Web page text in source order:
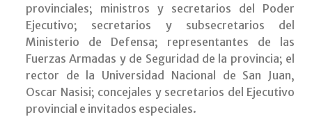
provinciales; ministros y secretarios del Poder
Ejecutivo; secretarios y subsecretarios del
Ministerio de Defensa; representantes de las
Fuerzas Armadas y de Seguridad de la provincia; el
rector de la Universidad Nacional de San Juan,
Oscar Nasisi; concejales y secretarios del Ejecutivo
provincial e invitados especiales.